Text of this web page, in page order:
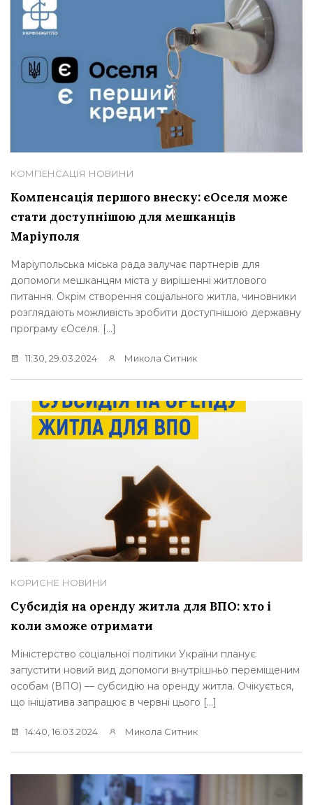
КОМПЕНСАЦІЯ НОВИНИ
Компенсація першого внеску: єОселя може
стати доступнішою для мешканців
Маріуполя
Маріупольська міська рада залучає партнерів для
допомоги мешканцям міста у вирішенні житлового
питання. Окрім створення соціального житла, чиновники
розглядають можливість зробити доступнішою державну
програму єОселя. […]
11:30, 29.03.2024 Микола Ситник
КОРИСНЕ НОВИНИ
Субсидія на оренду житла для ВПО: хто і
коли зможе отримати
Міністерство соціальної політики України планує
запустити новий вид допомоги внутрішньо переміщеним
особам (ВПО) — субсидію на оренду житла. Очікується,
що ініціатива запрацює в червні цього […]
14:40, 16.03.2024 Микола Ситник